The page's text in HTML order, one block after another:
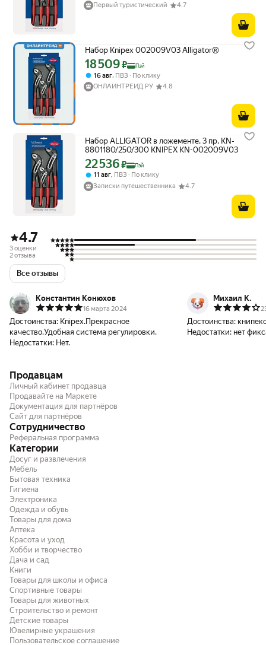
Первый туристический
4.7
Набор Knipex 002009V03 Alligator®
Цена с картой Яндекс Пэй 18509 ₽ вместо
18 509₽ Пэй
16 авг, ПВЗ
По клику
ОНЛАЙНТРЕЙД.РУ
4.8
Набор ALLIGATOR в ложементе, 3 пр, KN-
8801180/250/300 KNIPEX KN-002009V03
Цена с картой Яндекс Пэй 22536 ₽ вместо
22 536₽ Пэй
11 авг, ПВЗ
По клику
Записки путешественника
4.7
4.7
3 оценки
2 отзыва
Все отзывы
Константин Конюхов
16 марта 2024
Достоинства: Knipex.Прекрасное
качество.Удобная система регулировки.
Недостатки: Нет.
Михаил К.
Достоинства:
Недостатки: нет
Продавцам
Личный кабинет продавца
Продавайте на Маркете
Документация для партнёров
Сайт для партнёров
Сотрудничество
Реферальная программа
Категории
Досуг и развлечения
Мебель
Бытовая техника
Гигиена
Электроника
Одежда и обувь
Товары для дома
Аптека
Красота и уход
Хобби и творчество
Дача и сад
Книги
Товары для школы и офиса
Спортивные товары
Товары для животных
Строительство и ремонт
Детские товары
Ювелирные украшения
Пользовательское соглашение